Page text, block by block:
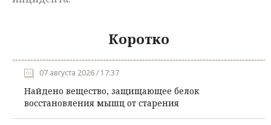
Коротко
07 августа 2026 / 17:37
Найдено вещество, защищающее белок
восстановления мышц от старения